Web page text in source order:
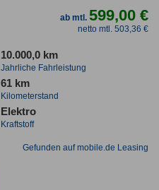
ab mtl.599,00 €
netto mtl. 503,36 €
10.000,0 km
Jahrliche Fahrleistung
61 km
Kilometerstand
Elektro
Kraftstoff
Gefunden auf mobile.de Leasing